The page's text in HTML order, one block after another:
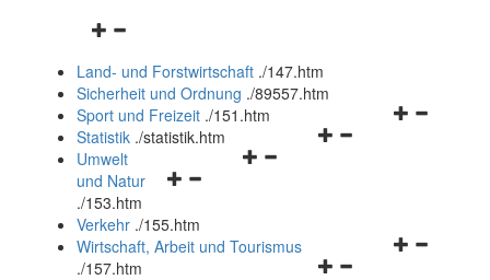
Navigationsmenü
und
schließen
Land- und Forstwirtschaft ./147.htm
Sicherheit und Ordnung ./89557.htm
Navigationsmenü
Sport und Freizeit ./151.htm
Navigationsmenü
Statistik ./statistik.htm
Navigationsmenü
und
schließen
Umwelt
und Natur
./153.htm
Verkehr ./155.htm
Navigationsmenü
Wirtschaft, Arbeit und Tourismus
./157.htm